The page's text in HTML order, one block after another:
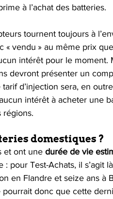
à l’achat des batteries.
tournent toujours à
vendu » au même prix
intérêt pour le moment.
devront présenter un
d’injection sera, en
intérêt à acheter une
régions.
domestiques ?
et ont une durée de vie
: pour Test-Achats, il s’agit
en Flandre et seize ans à
donc que cette